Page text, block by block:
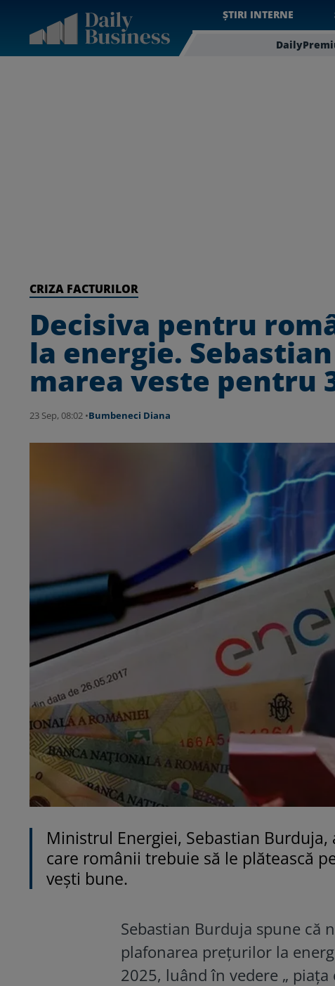
ȘTIRI INTERNE
CRIZA FACTURILOR
Decisiva pentru
la energie.
marea veste pentru
23 Sep, 08:02 •Bumbeneci Diana
Ministrul Energiei, Sebastian
care românii trebuie să le plătească
vești bune.
Sebastian Burduja spune că
plafonarea prețurilor la
2025, luând în vedere „